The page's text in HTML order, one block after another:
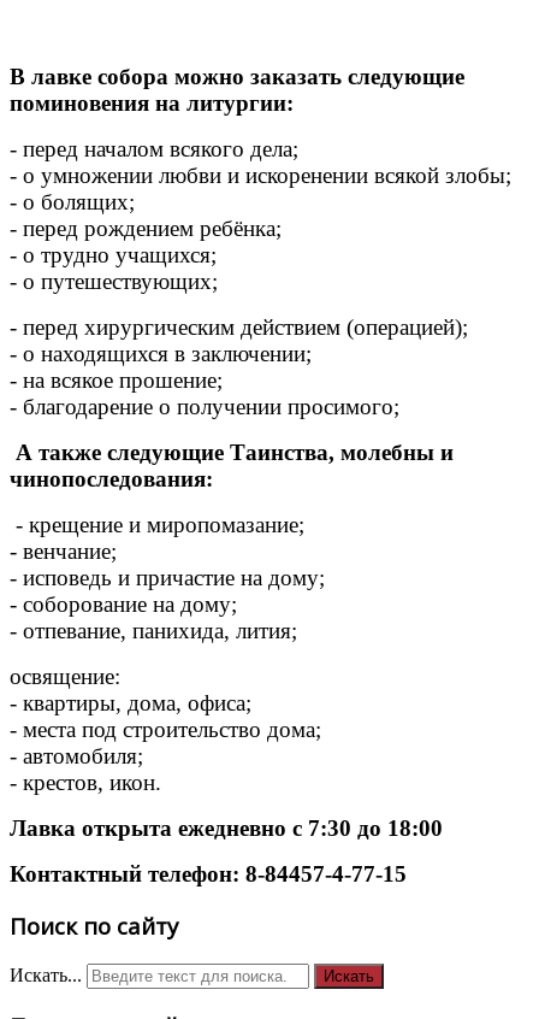
В лавке собора можно заказать следующие
поминовения на литургии:
- перед началом всякого дела;
- о умножении любви и искоренении всякой злобы;
- о болящих;
- перед рождением ребёнка;
- о трудно учащихся;
- о путешествующих;
- перед хирургическим действием (операцией);
- о находящихся в заключении;
- на всякое прошение;
- благодарение о получении просимого;
А также следующие Таинства, молебны и
чинопоследования:
- крещение и миропомазание;
- венчание;
- исповедь и причастие на дому;
- соборование на дому;
- отпевание, панихида, лития;
освящение:
- квартиры, дома, офиса;
- места под строительство дома;
- автомобиля;
- крестов, икон.
Лавка открыта ежедневно с 7:30 до 18:00
Контактный телефон: 8-84457-4-77-15
Поиск по сайту
Искать... Искать